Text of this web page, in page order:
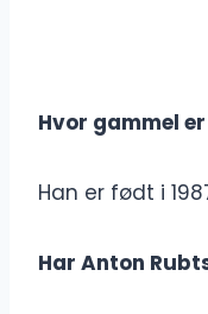
Hvor gammel
Han er født i
Har Anton